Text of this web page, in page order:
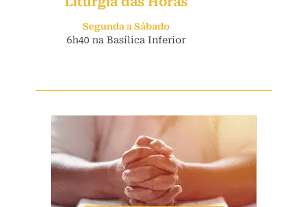
Segunda a Sábado
6h40 na Basílica Inferior